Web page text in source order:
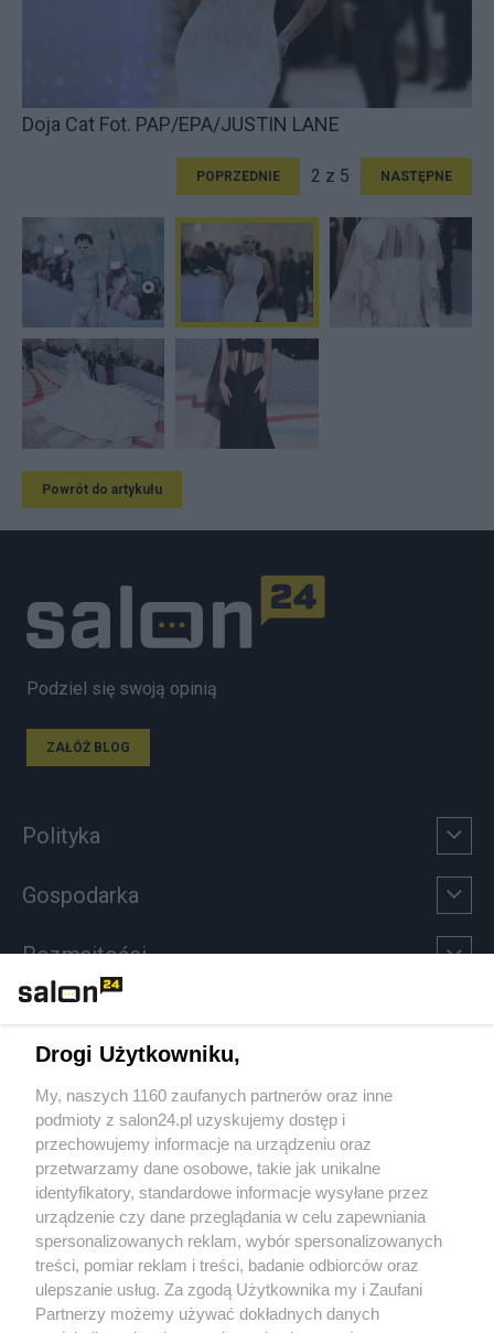
Doja Cat Fot. PAP/EPA/JUSTIN LANE
POPRZEDNIE 2 z 5 NASTĘPNE
Powrót do artykułu
Podziel się swoją opinią
ZAŁÓŻ BLOG
Polityka
Gospodarka
Rozmaitości
Sport
Społeczeństwo
Kultura
X Facebook Instagram Youtube
Drogi Użytkowniku,
My, naszych 1160 zaufanych partnerów oraz inne
podmioty z salon24.pl uzyskujemy dostęp i
przechowujemy informacje na urządzeniu oraz
przetwarzamy dane osobowe, takie jak unikalne
identyfikatory, standardowe informacje wysyłane przez
urządzenie czy dane przeglądania w celu zapewniania
spersonalizowanych reklam, wybór spersonalizowanych
treści, pomiar reklam i treści, badanie odbiorców oraz
ulepszanie usług. Za zgodą Użytkownika my i Zaufani
Partnerzy możemy używać dokładnych danych